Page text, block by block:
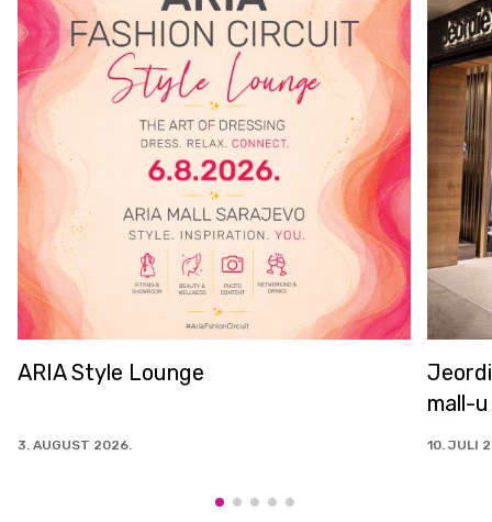
ARIA Style Lounge
3. AUGUST 2026.
mall-u
10. JULI